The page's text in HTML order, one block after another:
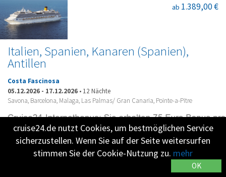
Italien, Spanien, Kanaren (Spanien),
Antillen
ab 1.389,00 €
Costa Fascinosa
05.12.2026 - 17.12.2026 • 12 Nächte
Savona, Barcelona, Malaga, Las Palmas/ Gran Canaria, Pointe-a-Pitre
zum Angebot
cruise24.de nutzt Cookies, um bestmöglichen Service
sicherzustellen. Wenn Sie auf der Seite weitersurfen
stimmen Sie der Cookie-Nutzung zu. mehr
OK